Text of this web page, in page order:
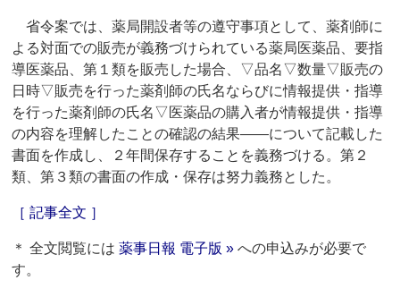
省令案では、薬局開設者等の遵守事項として、薬剤師に
よる対面での販売が義務づけられている薬局医薬品、要指
導医薬品、第１類を販売した場合、▽品名▽数量▽販売の
日時▽販売を行った薬剤師の氏名ならびに情報提供・指導
を行った薬剤師の氏名▽医薬品の購入者が情報提供・指導
の内容を理解したことの確認の結果――について記載した
書面を作成し、２年間保存することを義務づける。第２
類、第３類の書面の作成・保存は努力義務とした。
［ 記事全文 ］
＊ 全文閲覧には薬事日報 電子版 » への申込みが必要で
す。